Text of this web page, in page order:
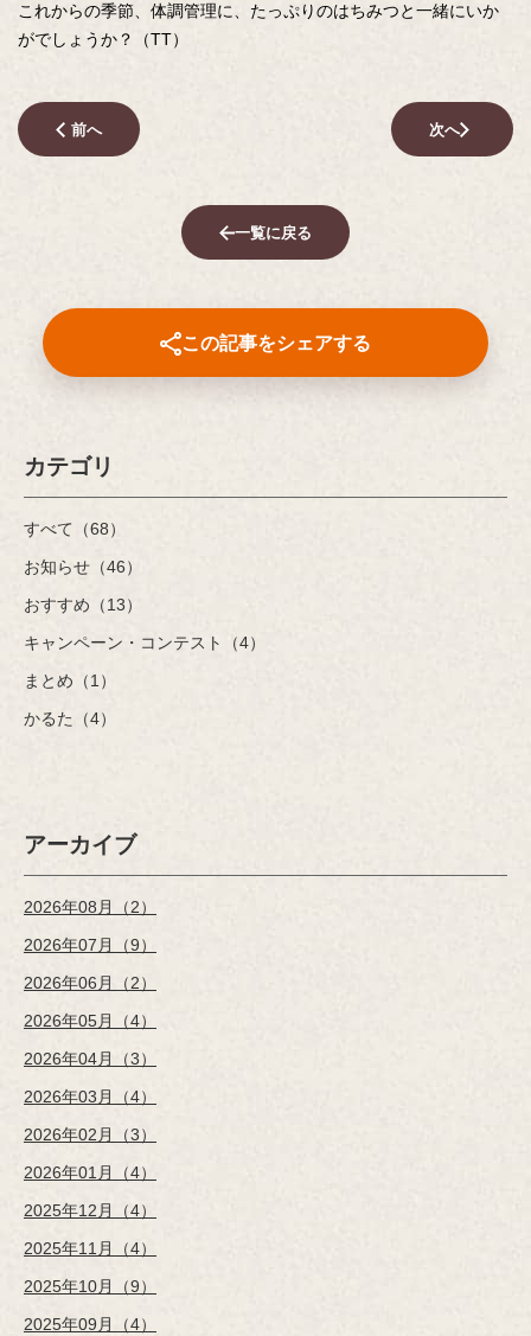
これからの季節、体調管理に、たっぷりのはちみつと一緒にいか
がでしょうか？（TT）
前へ 次へ
一覧に戻る
この記事をシェアする
カテゴリ
すべて（68）
お知らせ（46）
おすすめ（13）
キャンペーン・コンテスト（4）
まとめ（1）
かるた（4）
アーカイブ
2026年08月（2）
2026年07月（9）
2026年06月（2）
2026年05月（4）
2026年04月（3）
2026年03月（4）
2026年02月（3）
2026年01月（4）
2025年12月（4）
2025年11月（4）
2025年10月（9）
2025年09月（4）